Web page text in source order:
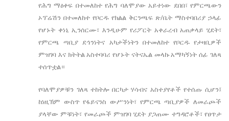
የሕግ ማዕቀፍ በተመለከተ የሕግ ባለሞያው አይተነው ደበበ፣ የምርጫውን
ኦፕሬሽን በተመለከተ የቦርዱ የክልል ቅርንጫፍ ጽ/ቤት ማስተባበሪያ ኃላፊ
የሆኑት ቀነኒ ኢንሰርሙ፣ እንዲሁም የሪፖርት አቀራረብ አጠቃላይ ሂደት፣
የምርጫ ጣቢያ ደኅንነትና አካታችነትን በተመለከተ የቦርዱ የታዛቢዎች
ምዝገባ እና ክትትል አስተባባሪ የሆኑት ናትናኤል መላኩ አማካኝነት ሰፊ ገለጻ
ተሰጥቷል።
የባለሞያዎቹን ገለጻ ተከትሎ በርካታ ሃሳብና አስተያየቶች የተሰጡ ሲሆን፤
ከነዚኽም ውስጥ የፋይናንስ ውሥንነት፣ የምርጫ ጣቢያዎች ለመራጮች
ያላቸው ምቹነት፣ የመራጮች ምዝገባ ሂደት ያጋጠሙ ተግዳሮቶች፣ የፀጥታ